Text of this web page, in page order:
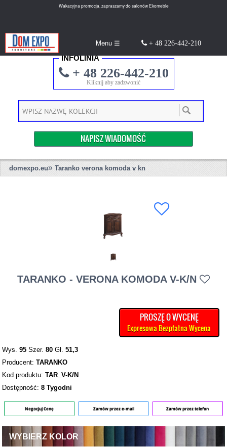
Wakacyjna promocja, zapraszamy do salonów Ekomeble
Menu ☰ + 48 226-442-210
INFOLINIA
+ 48 226-442-210
Kliknij aby zadzwonić
NAPISZ WIADOMOŚĆ
domexpo.eu» Taranko verona komoda v kn
TARANKO - VERONA KOMODA V-K/N
PROSZĘ O WYCENĘ
Expresowa Bezpłatna Wycena
Wys.95 Szer.80 Gł.51,3
Producent:TARANKO
Kod produktu:TAR_V-K/N
Dostępność:8 Tygodni
Negocjuj Cenę Zamów przez e-mail Zamów przez telefon
WYBIERZ KOLOR